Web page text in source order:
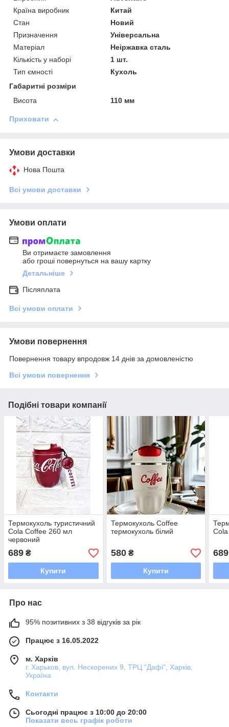
Країна виробник
Китай
Стан
Новий
Призначення
Універсальна
Матеріал
Неіржавка сталь
Кількість у наборі
1 шт.
Тип ємності
Кухоль
Габаритні розміри
Висота
110 мм
Приховати
Умови доставки
Нова Пошта
Всі умови доставки
Умови оплати
Ви отримаєте замовлення
або гроші повернуться на вашу картку
Детальніше
Післяплата
Всі умови оплати
Умови повернення
Повернення товару впродовж 14 днів за домовленістю
Всі умови повернення
Подібні товари компанії
Термокухоль туристичний
Cola Coffee 260 мл
червоний
689 ₴
Купити
Термокухоль Coffee
термокухоль білий
580₴
Купити
689
Про нас
95% позитивних з 38 відгуків за рік
Працює з 16.05.2022
м. Харків
г. Харьков, вул. Нескорених 9, ТРЦ "Дафі", Харків,
Україна
Контакти
Сьогодні працює з 10:00 до 20:00
Показати весь графік роботи